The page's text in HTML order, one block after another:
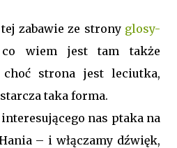
zabawie ze strony glosy-
wiem jest tam także
choć strona jest leciutka,
taka forma.
nas ptaka na
– i włączamy dźwięk,